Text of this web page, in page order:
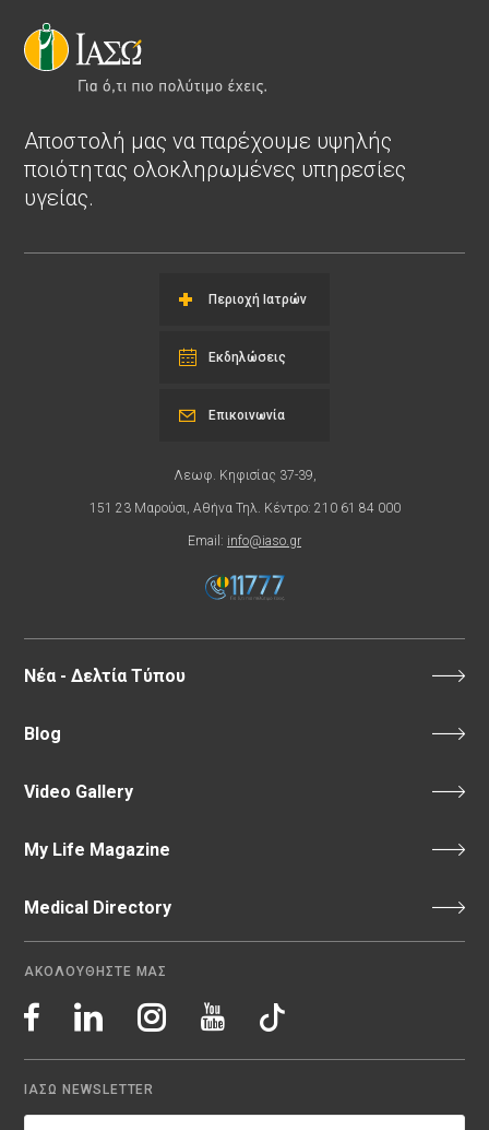
Αποστολή μας να παρέχουμε υψηλής
ποιότητας ολοκληρωμένες υπηρεσίες
υγείας.
Περιοχή Ιατρών
Εκδηλώσεις
Λεωφ. Κηφισίας 37-39,
151 23 Μαρούσι, Αθήνα Τηλ. Κέντρο: 210 61 84 000
Email: info@iaso.gr
Επικοινωνία
Νέα - Δελτία Τύπου
Blog
Video Gallery
My Life Magazine
Medical Directory
ΑΚΟΛΟΥΘΗΣΤΕ ΜΑΣ
ΙΑΣΩ NEWSLETTER